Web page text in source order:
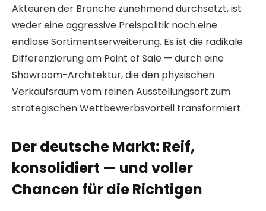
Akteuren der Branche zunehmend durchsetzt, ist
weder eine aggressive Preispolitik noch eine
endlose Sortimentserweiterung. Es ist die radikale
Differenzierung am Point of Sale — durch eine
Showroom-Architektur, die den physischen
Verkaufsraum vom reinen Ausstellungsort zum
strategischen Wettbewerbsvorteil transformiert.
Der deutsche Markt: Reif,
konsolidiert — und voller
Chancen für die Richtigen